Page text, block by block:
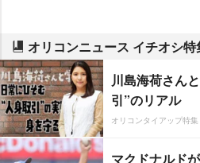
オリコンニュース イチオシ特
川島海荷さん
引”のリアル
オリコンタイアップ特集
マクドナルド